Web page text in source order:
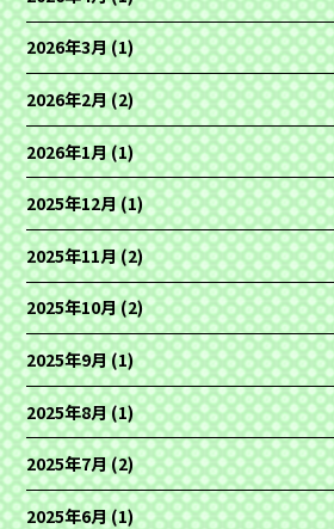
2026年3月(1)
2026年2月(2)
2026年1月(1)
2025年12月(1)
2025年11月(2)
2025年10月(2)
2025年9月(1)
2025年8月(1)
2025年7月(2)
2025年6月(1)